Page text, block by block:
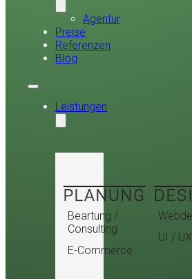
Agentur
Preise
Referenzen
Blog
Leistungen
PLANUNG
Beartung /
Consulting
E-Commerce
UI / UX